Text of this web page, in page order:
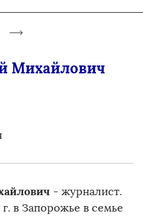
Михайлович
- журналист.
в Запорожье в семье